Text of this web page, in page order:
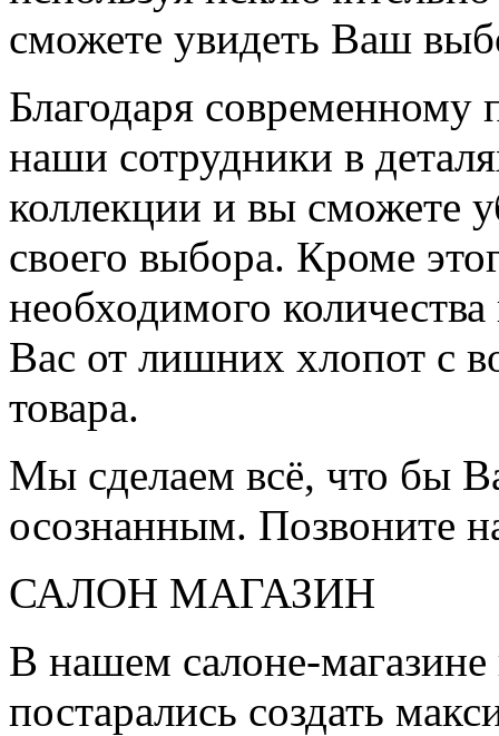
сможете увидеть Ваш
Благодаря
наши сотрудники в
коллекции и вы сможете
своего выбора. Кроме
необходимого
Вас от лишних хлопот с
товара.
Мы сделаем всё, что бы
осознанным. Позвоните
САЛОН МАГАЗИН
В нашем салоне-
постарались создать